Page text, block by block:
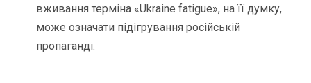
вживання терміна «Ukraine fatigue», на її думку,
може означати підігрування російській
пропаганді.